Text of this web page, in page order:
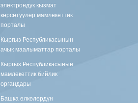
электрондук кызмат
көрсөтүүлөр мамлекеттик
порталы
Кыргыз Республикасынын
ачык маалыматтар порталы
Кыргыз Республикасынын
мамлекеттик бийлик
органдары
Башка өлкөлөрдүн